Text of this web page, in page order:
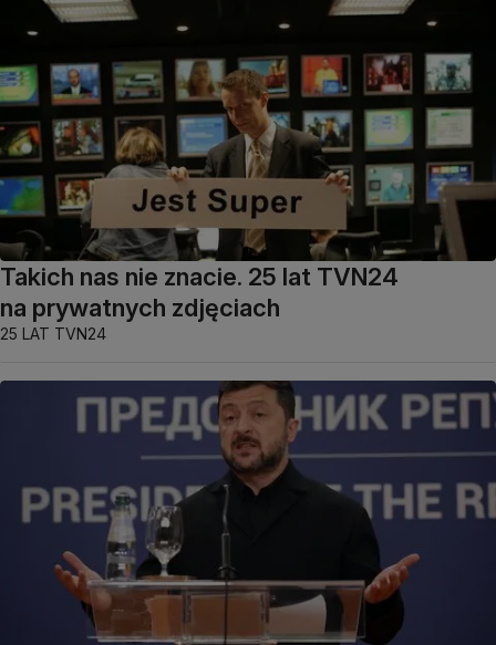
Takich nas nie znacie. 25 lat TVN24
na prywatnych zdjęciach
25 LAT TVN24